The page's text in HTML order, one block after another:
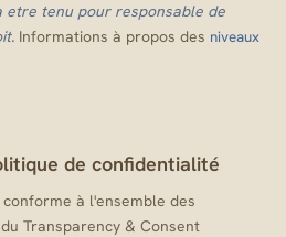
etre tenu pour responsable de
Informations à propos des niveaux
de confidentialité
à l'ensemble des
Transparency & Consent